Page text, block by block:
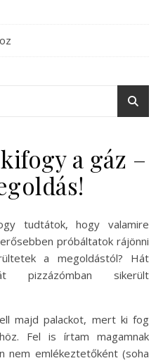
a gáz –
próbáltatok rájönni
a megoldástól? Hát
sikerült
majd palackot, mert ki fog
Fel is írtam magamnak
nem emlékeztetőként (soha